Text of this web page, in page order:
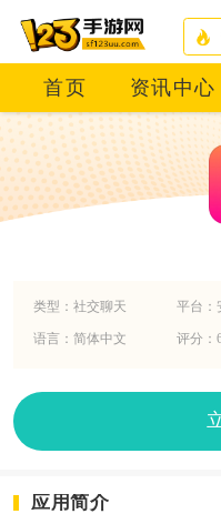
首页 资讯中心
类型：社交聊天 平台：
语言：简体中文 评分：
应用简介